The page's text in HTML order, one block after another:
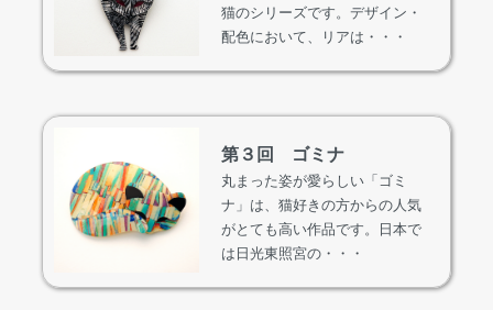
猫のシリーズです。デザイン・
配色において、リアは・・・
第３回 ゴミナ
丸まった姿が愛らしい「ゴミ
ナ」は、猫好きの方からの人気
がとても高い作品です。日本で
は日光東照宮の・・・